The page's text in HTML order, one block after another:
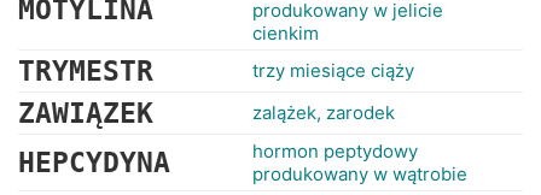
MOTYLINA
produkowany w jelicie
cienkim
TRYMESTR trzy miesiące ciąży
ZAWIĄZEK zalążek, zarodek
HEPCYDYNA
hormon peptydowy
produkowany w wątrobie